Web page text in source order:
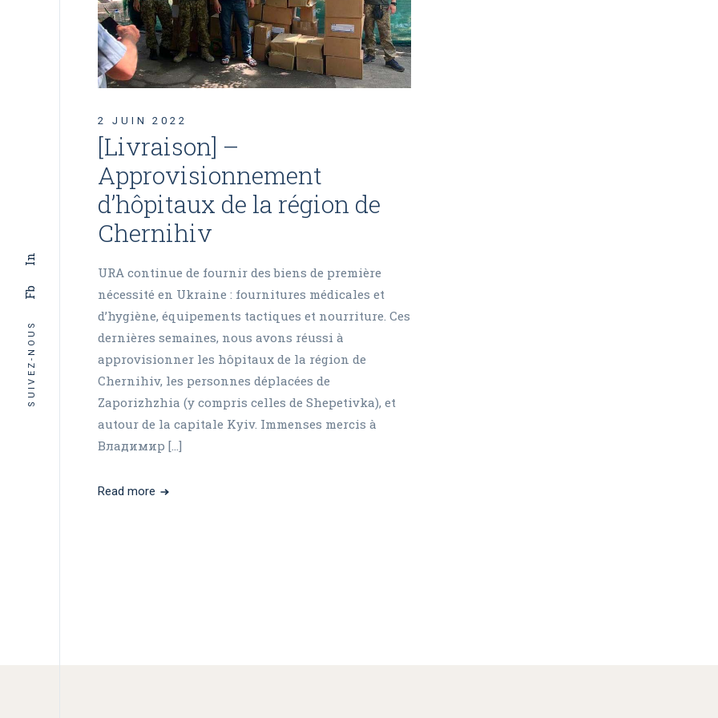
SUIVEZ-NOUS
Fb
In
2 JUIN 2022
[Livraison] –
Approvisionnement
d’hôpitaux de la région de
Chernihiv
URA continue de fournir des biens de première
nécessité en Ukraine : fournitures médicales et
d’hygiène, équipements tactiques et nourriture. Ces
dernières semaines, nous avons réussi à
approvisionner les hôpitaux de la région de
Chernihiv, les personnes déplacées de
Zaporizhzhia (y compris celles de Shepetivka), et
autour de la capitale Kyiv. Immenses mercis à
Владимир […]
Read more